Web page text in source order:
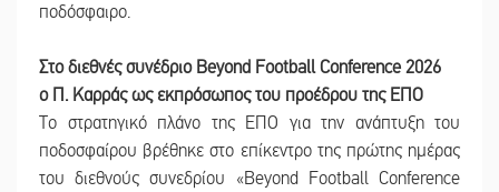
ποδόσφαιρο.
Στο διεθνές συνέδριο Beyond Football Conference 2026
ο Π. Καρράς ως εκπρόσωπος του προέδρου της ΕΠΟ
Το στρατηγικό πλάνο της ΕΠΟ για την ανάπτυξη του
ποδοσφαίρου βρέθηκε στο επίκεντρο της πρώτης ημέρας
του διεθνούς συνεδρίου «Beyond Football Conference